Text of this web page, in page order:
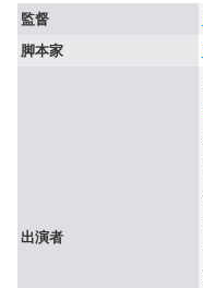
監督
脚本家
出演者